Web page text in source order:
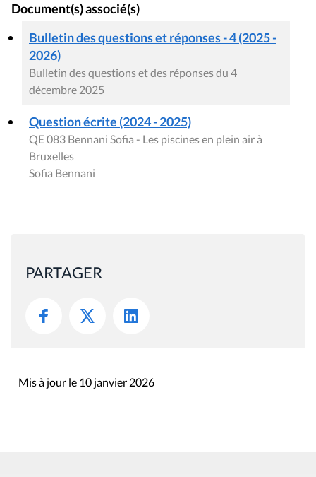
Document(s) associé(s)
Bulletin des questions et réponses - 4 (2025 -
2026)
Bulletin des questions et des réponses du 4
décembre 2025
Question écrite (2024 - 2025)
QE 083 Bennani Sofia - Les piscines en plein air à
Bruxelles
Sofia Bennani
PARTAGER
Mis à jour le 10 janvier 2026